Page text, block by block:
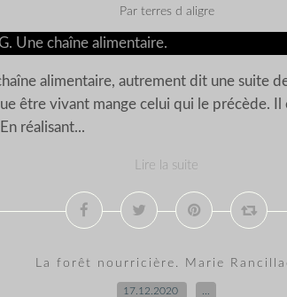
Par terres d aligre
alimentaire, autrement dit une suite
être vivant mange celui qui le précède. Il
réalisant...
Lire la suite
La forêt nourricière. Marie
17.12.2020